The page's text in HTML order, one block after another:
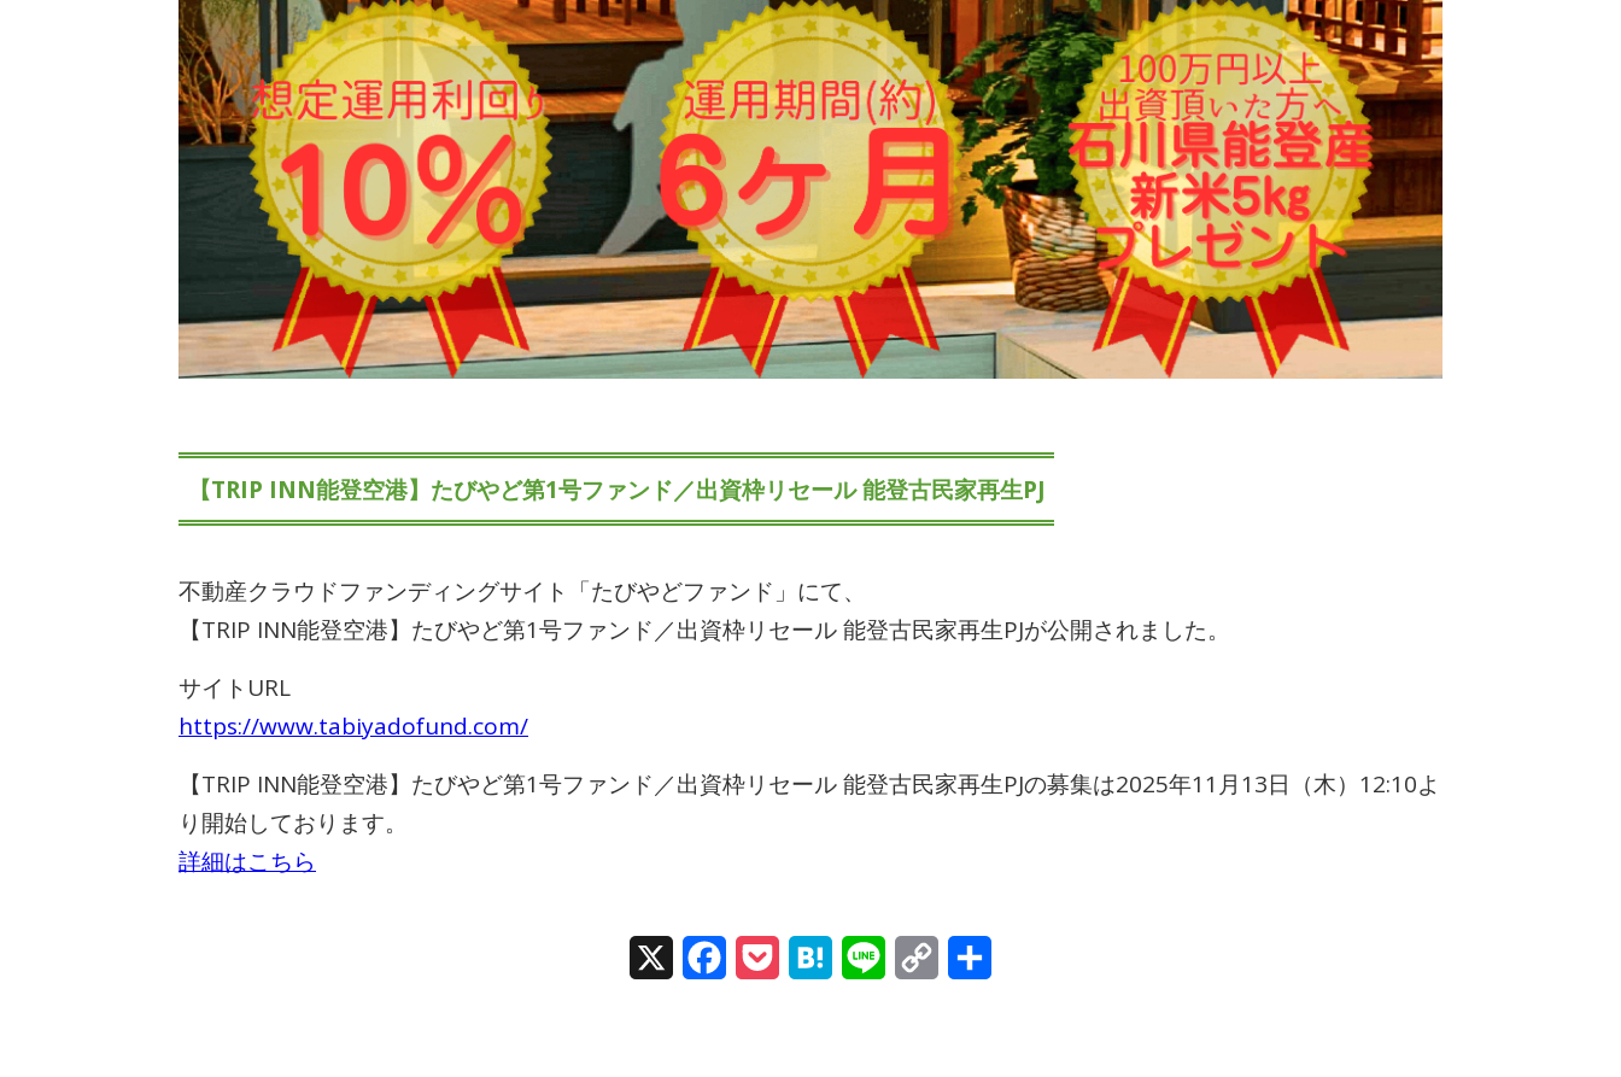
【TRIP INN能登空港】たびやど第1号ファンド／出資枠リセール 能登古民家再生PJ
不動産クラウドファンディングサイト「たびやどファンド」にて、
【TRIP INN能登空港】たびやど第1号ファンド／出資枠リセール 能登古民家再生PJが公開されました。
サイトURL
https://www.tabiyadofund.com/
【TRIP INN能登空港】たびやど第1号ファンド／出資枠リセール 能登古民家再生PJの募集は2025年11月13日（木）12:10よ
り開始しております。
詳細はこちら
Facebook
Pocket Hatena Line
Copy